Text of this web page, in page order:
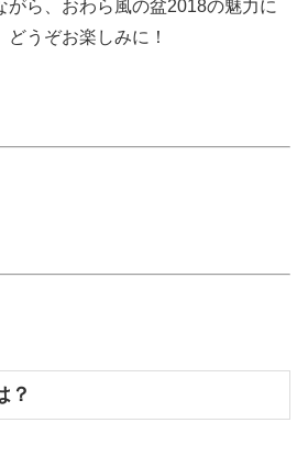
がら、おわら風の盆2018の魅力に
うぞお楽しみに！
？